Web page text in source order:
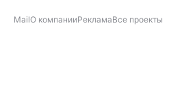
MailО компанииРекламаВсе проекты